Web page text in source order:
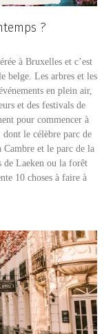
?
à Bruxelles et c’est
belge. Les arbres et les
en plein air,
et des festivals de
pour commencer à
le célèbre parc de
et le parc de la
de Laeken ou la forêt
10 choses à faire à